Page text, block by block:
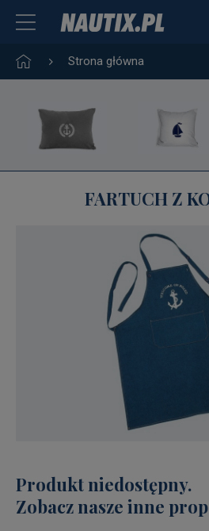
Strona główna
FARTUCH Z
Produkt niedostępny.
Zobacz nasze inne